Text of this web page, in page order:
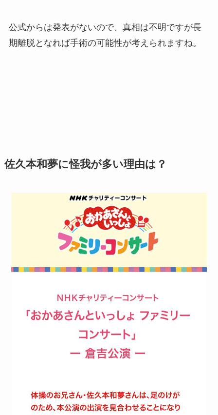
公式からは発表がないので、真相は不明ですが長
期離脱となれば手術の可能性が考えられますね。
佐久本和夢に怪我が多い理由は？